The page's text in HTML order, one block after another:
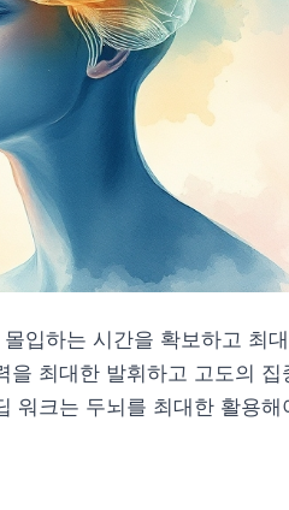
입하는 시간을 확보하고 최
을 최대한 발휘하고 고도의
워크는 두뇌를 최대한 활용해